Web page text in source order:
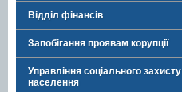
Відділ фінансів
Запобігання проявам корупції
Управління соціального захисту
населення